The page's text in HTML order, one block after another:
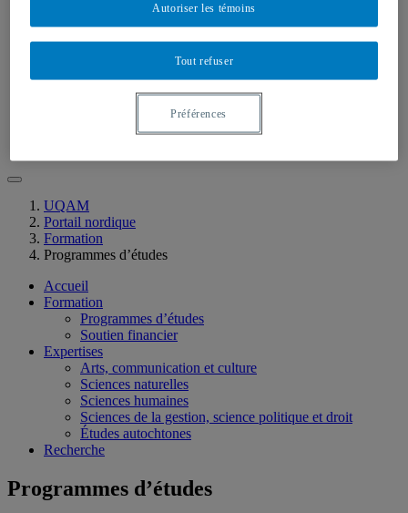
Programmes d’études
Soutien financier
Expertises
Arts, communication et culture
Sciences naturelles
Sciences humaines
Sciences de la gestion, science politique et droit
Études autochtones
UQAM
Portail nordique
Formation
Programmes d’études
Accueil
Formation
Programmes d’études
Soutien financier
Expertises
Arts, communication et culture
Sciences naturelles
Sciences humaines
Sciences de la gestion, science politique et droit
Études autochtones
Recherche
Programmes d’études
Tout refuser
Autoriser les témoins
Préférences